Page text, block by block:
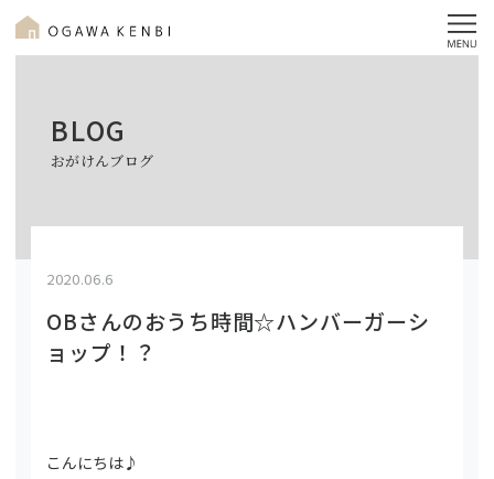
BLOG
おがけんブログ
2020.06.6
OBさんのおうち時間☆ハンバーガーシ
ョップ！？
こんにちは♪